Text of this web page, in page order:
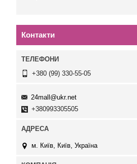
Контакти
+380 (99) 330-55-05
24mall@ukr.net
+380993305505
м. Київ, Київ, Україна